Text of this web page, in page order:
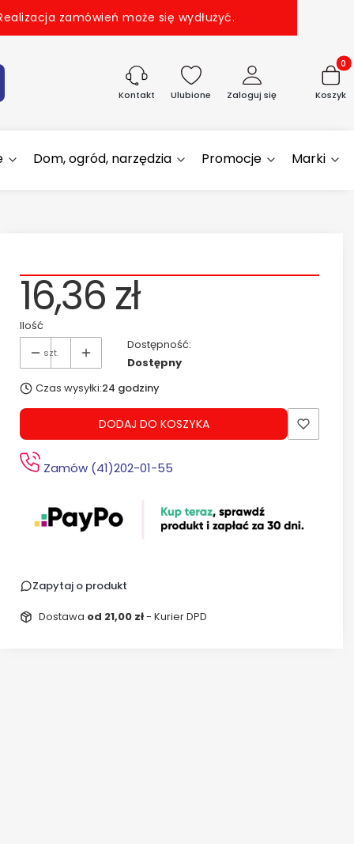
zamówień może się wydłużyć.
Kontakt Ulubione Zaloguj się Koszyk
Dom, ogród, narzędzia Promocje Marki
16,36 zł
Ilość
szt.
Dostępność:
Dostępny
Czas wysyłki:24 godziny
DODAJ DO KOSZYKA
Zamów (41)202-01-55
Zapytaj o produkt
Dostawa od 21,00 zł- Kurier DPD